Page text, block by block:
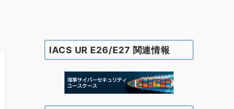
IACS UR E26/E27 関連情報